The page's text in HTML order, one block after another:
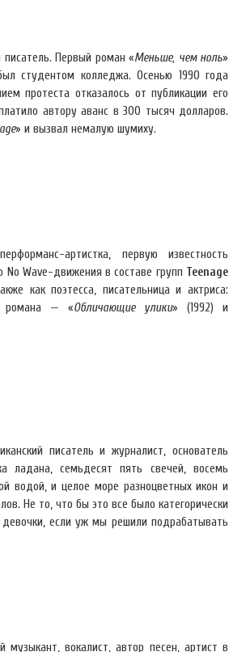
Первый роман «Меньше, чем ноль»
студентом колледжа. Осенью 1990 года
протеста отказалось от публикации его
автору аванс в 300 тысяч долларов.
» и вызвал немалую шумиху.
артистка, первую известность
No Wave-движения в составе групп Teenage
как поэтесса, писательница и актриса:
романа — «Обличающие улики» (1992) и
писатель и журналист, основатель
ладана, семьдесят пять свечей, восемь
водой, и целое море разноцветных икон и
Не то, что бы это все было категорически
если уж мы решили подрабатывать
музыкант, вокалист, автор песен, артист в